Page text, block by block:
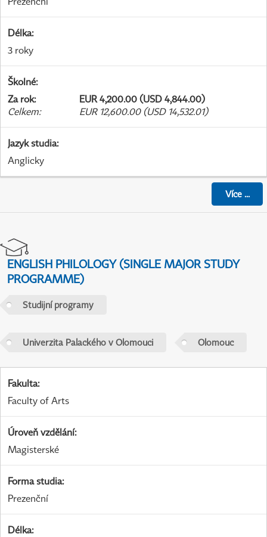
Délka:
3 roky
Školné:
Za rok:
EUR 4,200.00 (USD 4,844.00)
Celkem: EUR 12,600.00 (USD 14,532.01)
Jazyk studia:
Anglicky
Více...
ENGLISH PHILOLOGY (SINGLE MAJOR STUDY
PROGRAMME)
Studijní programy
Univerzita Palackého v Olomouci Olomouc
Fakulta:
Faculty of Arts
Úroveň vzdělání:
Magisterské
Forma studia:
Prezenční
Délka: